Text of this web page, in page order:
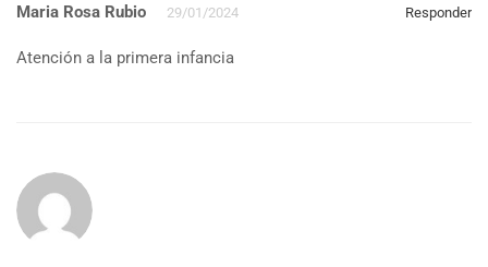
Maria Rosa Rubio 29/01/2024 Responder
Atención a la primera infancia